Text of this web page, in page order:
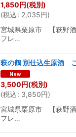
1,850円(税別)
(税込: 2,035円)
宮城県栗原市 【萩野
フレ…
萩の鶴 別仕込生原酒
3,500円(税別)
(税込: 3,850円)
宮城県栗原市 【萩野
フレ…